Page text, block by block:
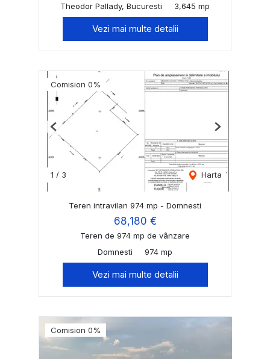
Theodor Pallady, Bucuresti
3,645 mp
Vezi mai multe detalii
Comision 0%
1 / 3 Harta
Previous Next
Teren intravilan 974 mp - Domnesti
68,180 €
Teren de 974 mp de vânzare
Domnesti
974 mp
Vezi mai multe detalii
Comision 0%